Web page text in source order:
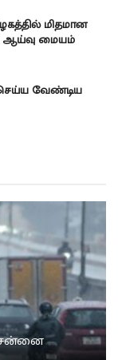
மிதமான
ஆய்வு மையம்
செய்ய வேண்டிய